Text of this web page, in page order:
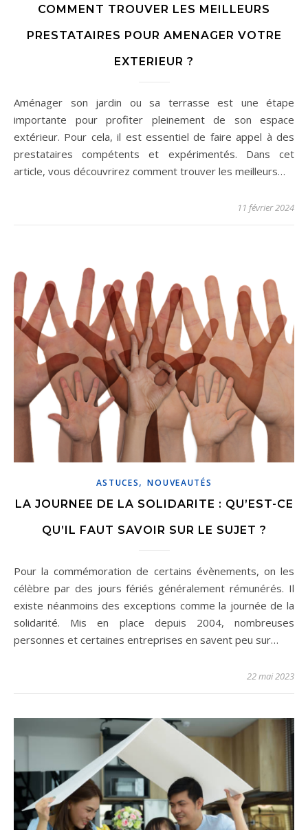
COMMENT TROUVER LES MEILLEURS
PRESTATAIRES POUR AMENAGER VOTRE
EXTERIEUR ?
Aménager son jardin ou sa terrasse est une étape
importante pour profiter pleinement de son espace
extérieur. Pour cela, il est essentiel de faire appel à des
prestataires compétents et expérimentés. Dans cet
article, vous découvrirez comment trouver les meilleurs…
11 février 2024
ASTUCES,NOUVEAUTÉS
LA JOURNEE DE LA SOLIDARITE : QU’EST-CE
QU’IL FAUT SAVOIR SUR LE SUJET ?
Pour la commémoration de certains évènements, on les
célèbre par des jours fériés généralement rémunérés. Il
existe néanmoins des exceptions comme la journée de la
solidarité. Mis en place depuis 2004, nombreuses
personnes et certaines entreprises en savent peu sur…
22 mai 2023